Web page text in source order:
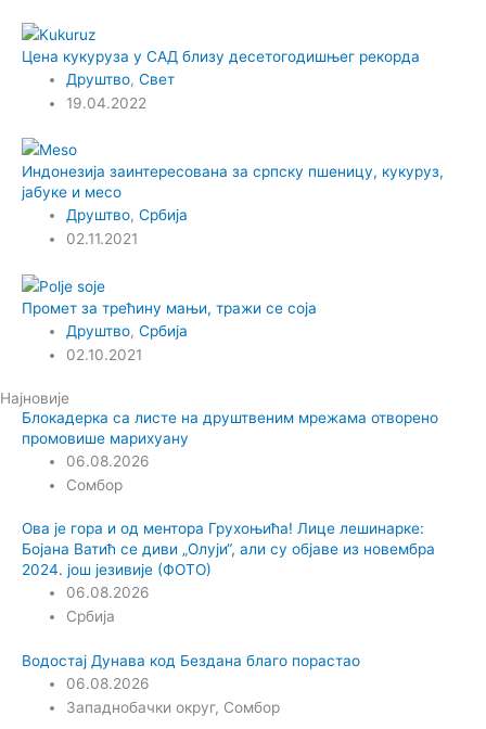
Цена кукуруза у САД близу десетогодишњег рекорда
Друштво,Свет
19.04.2022
Индонезија заинтересована за српску пшеницу, кукуруз,
јабуке и месо
Друштво,Србија
02.11.2021
Промет за трећину мањи, тражи се соја
Друштво,Србија
02.10.2021
Најновије
Блокадерка са листе на друштвеним мрежама отворено
промовише марихуану
06.08.2026
Сомбор
Ова је гора и од ментора Грухоњића! Лице лешинарке:
Бојана Ватић се диви „Олуји“, али су објаве из новембра
2024. још језивије (ФОТО)
06.08.2026
Србија
Водостај Дунава код Бездана благо порастао
06.08.2026
Западнобачки округ, Сомбор